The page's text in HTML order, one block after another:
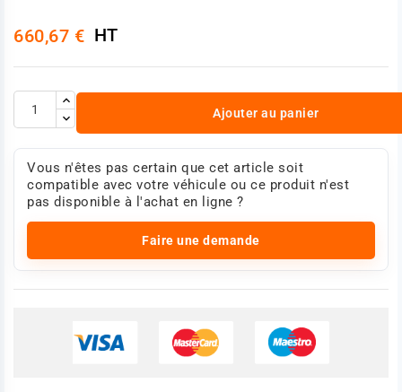
660,67 € HT
Ajouter au panier
Vous n'êtes pas certain que cet article soit
compatible avec votre véhicule ou ce produit n'est
pas disponible à l'achat en ligne ?
Faire une demande